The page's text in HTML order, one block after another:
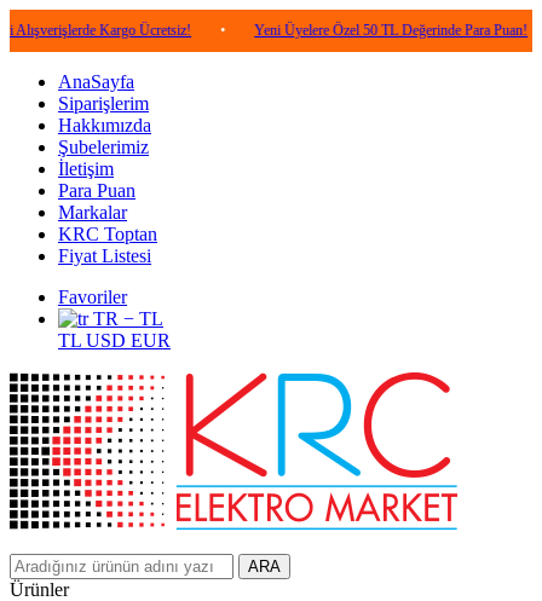
Kargo Ücretsiz! • Yeni Üyelere Özel 50 TL Değerinde Para Puan! •
AnaSayfa
Siparişlerim
Hakkımızda
Şubelerimiz
İletişim
Para Puan
Markalar
KRC Toptan
Fiyat Listesi
Favoriler
TR − TL
TL USD EUR
ARA
Ürünler